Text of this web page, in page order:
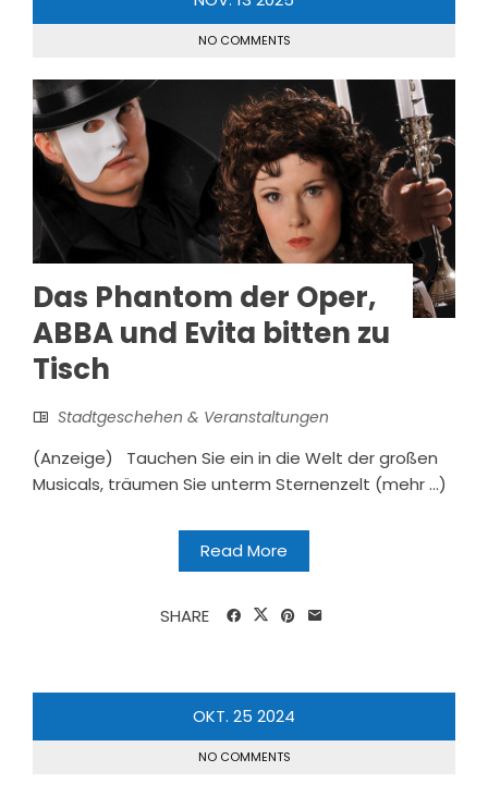
NO COMMENTS
Das Phantom der Oper,
ABBA und Evita bitten zu
Tisch
Stadtgeschehen & Veranstaltungen
(Anzeige) Tauchen Sie ein in die Welt der großen
Musicals, träumen Sie unterm Sternenzelt (mehr …)
Read More
SHARE
OKT. 25 2024
NO COMMENTS